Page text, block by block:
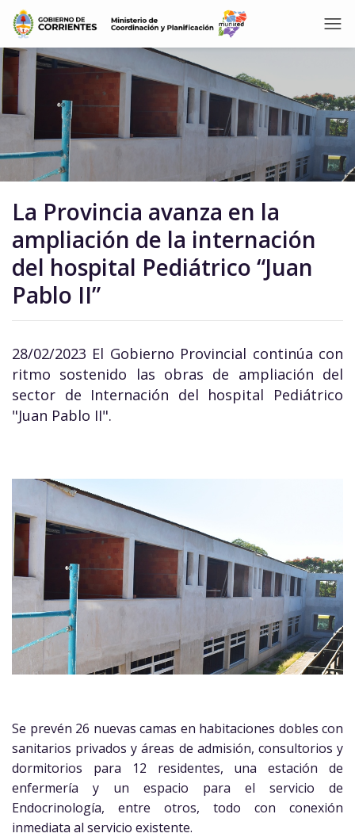
La Provincia avanza en la
ampliación de la internación
del hospital Pediátrico “Juan
Pablo II”
28/02/2023 El Gobierno Provincial continúa con
ritmo sostenido las obras de ampliación del
sector de Internación del hospital Pediátrico
"Juan Pablo II".
Se prevén 26 nuevas camas en habitaciones dobles con
sanitarios privados y áreas de admisión, consultorios y
dormitorios para 12 residentes, una estación de
enfermería y un espacio para el servicio de
Endocrinología, entre otros, todo con conexión
inmediata al servicio existente.